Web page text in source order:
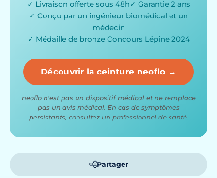
✓ Livraison offerte sous 48h✓ Garantie 2 ans
✓ Conçu par un ingénieur biomédical et un
médecin
✓ Médaille de bronze Concours Lépine 2024
Découvrir la ceinture neoflo →
neoflo n'est pas un dispositif médical et ne remplace
pas un avis médical. En cas de symptômes
persistants, consultez un professionnel de santé.
Partager